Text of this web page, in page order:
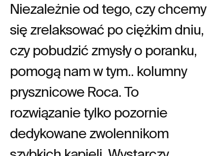
Niezależnie od tego, czy chcemy
się zrelaksować po ciężkim dniu,
czy pobudzić zmysły o poranku,
pomogą nam w tym.. kolumny
prysznicowe Roca. To
rozwiązanie tylko pozornie
dedykowane zwolennikom